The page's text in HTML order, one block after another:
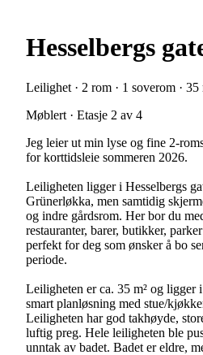
Hesselbergs
Leilighet · 2 rom · 1 soverom · 35
Møblert · Etasje 2 av 4
Jeg leier ut min lyse og fine 2-
for korttidsleie sommeren 2026.
Leiligheten ligger i Hesselbergs
Grünerløkka, men samtidig
og indre gårdsrom. Her bor du
restauranter, barer, butikker,
perfekt for deg som ønsker å bo
periode.
Leiligheten er ca. 35 m² og ligger
smart planløsning med stue/
Leiligheten har god takhøyde,
luftig preg. Hele leiligheten ble
unntak av badet. Badet er eldre,